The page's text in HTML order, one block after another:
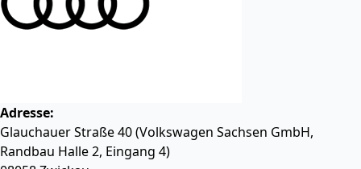
Adresse:
Glauchauer Straße 40 (Volkswagen Sachsen GmbH,
Randbau Halle 2, Eingang 4)